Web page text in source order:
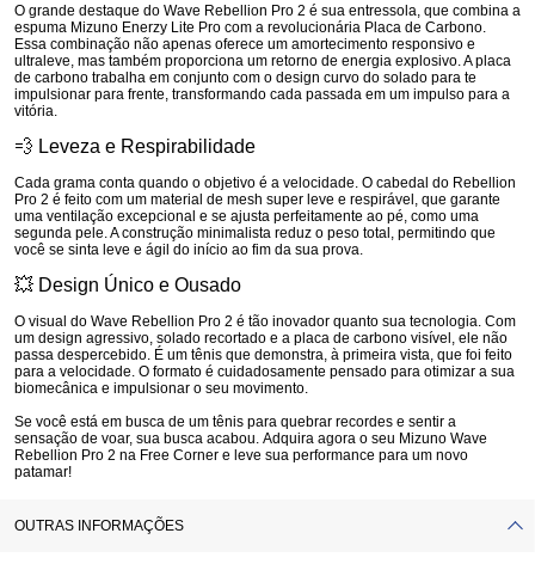
O grande destaque do Wave Rebellion Pro 2 é sua entressola, que combina a
espuma Mizuno Enerzy Lite Pro com a revolucionária Placa de Carbono.
Essa combinação não apenas oferece um amortecimento responsivo e
ultraleve, mas também proporciona um retorno de energia explosivo. A placa
de carbono trabalha em conjunto com o design curvo do solado para te
impulsionar para frente, transformando cada passada em um impulso para a
vitória.
💨 Leveza e Respirabilidade
Cada grama conta quando o objetivo é a velocidade. O cabedal do Rebellion
Pro 2 é feito com um material de mesh super leve e respirável, que garante
uma ventilação excepcional e se ajusta perfeitamente ao pé, como uma
segunda pele. A construção minimalista reduz o peso total, permitindo que
você se sinta leve e ágil do início ao fim da sua prova.
💥 Design Único e Ousado
O visual do Wave Rebellion Pro 2 é tão inovador quanto sua tecnologia. Com
um design agressivo, solado recortado e a placa de carbono visível, ele não
passa despercebido. É um tênis que demonstra, à primeira vista, que foi feito
para a velocidade. O formato é cuidadosamente pensado para otimizar a sua
biomecânica e impulsionar o seu movimento.
Se você está em busca de um tênis para quebrar recordes e sentir a
sensação de voar, sua busca acabou. Adquira agora o seu Mizuno Wave
Rebellion Pro 2 na Free Corner e leve sua performance para um novo
patamar!
OUTRAS INFORMAÇÕES